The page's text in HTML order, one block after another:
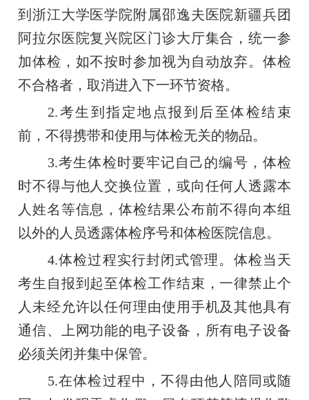
到浙江大学医学院附属邵逸夫医院新疆兵团
阿拉尔医院复兴院区门诊大厅集合，统一参
加体检，如不按时参加视为自动放弃。体检
不合格者，取消进入下一环节资格。
2.考生到指定地点报到后至体检结束
前，不得携带和使用与体检无关的物品。
3.考生体检时要牢记自己的编号，体检
时不得与他人交换位置，或向任何人透露本
人姓名等信息，体检结果公布前不得向本组
以外的人员透露体检序号和体检医院信息。
4.体检过程实行封闭式管理。体检当天
考生自报到起至体检工作结束，一律禁止个
人未经允许以任何理由使用手机及其他具有
通信、上网功能的电子设备，所有电子设备
必须关闭并集中保管。
5.在体检过程中，不得由他人陪同或随